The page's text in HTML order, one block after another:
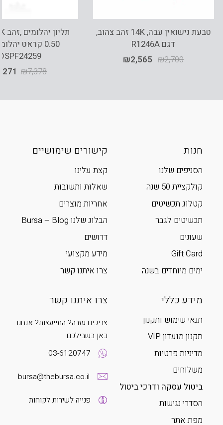
טבעת נישואין עבה, 14K זהב צהוב,
דגם R1246A
₪2,700
₪2,565
0.50 קראט
₪7,378
חנות
הסניפים שלנו
קולקציית 50 שנה
קטלוג תכשיטים
תכשיטים לגבר
שעונים
Gift Card
ימים מיוחדים בשנה
קישורים שימושיים
קצת עלינו
שאלות ותשובות
אחריות מוצרים
הבלוג שלנו Bursa – Blog
דרושים
מידע מקצועי
צרו איתנו קשר
מידע כללי
תנאי שימוש ותקנון
תקנון מועדון VIP
מדיניות פרטיות
משלוחים
ביטול עסקה ודרכי ביטול
הסדרי נגישות
מפת אתר
צרו איתנו קשר
צריכים עזרה? התייעצות? אנחנו
כאן בשבילכם
03-6120747
bursa@thebursa.co.il
פנייה לשירות לקוחות